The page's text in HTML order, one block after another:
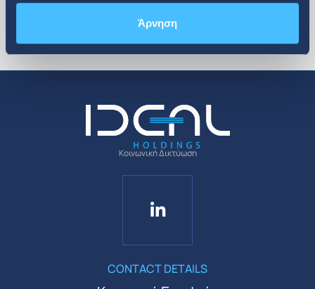
Άρνηση
Κοινωνική Δικτύωση
CONTACT DETAILS